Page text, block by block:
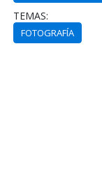
TEMAS:
FOTOGRAFÍA